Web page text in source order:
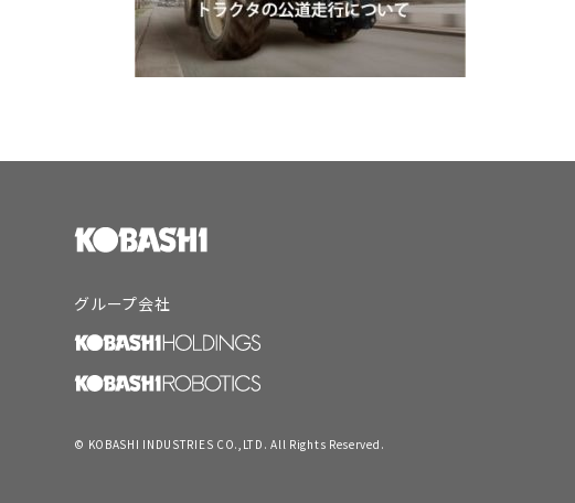
グループ会社
© KOBASHI INDUSTRIES CO.,LTD. All Rights Reserved.